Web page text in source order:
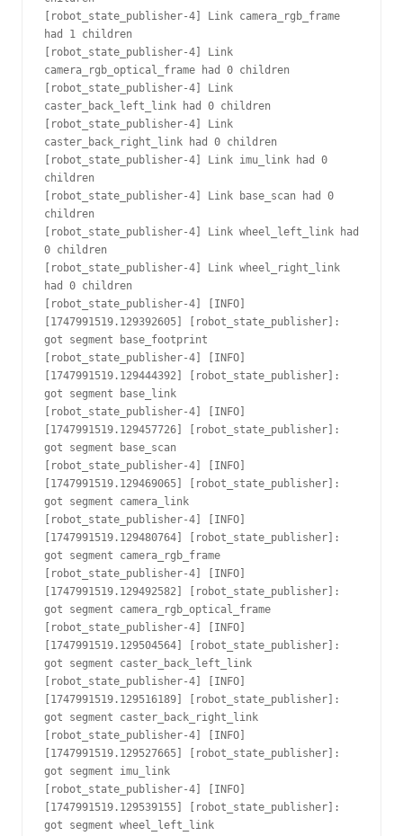
[robot_state_publisher-4] Link camera_rgb_frame
had 1 children
[robot_state_publisher-4] Link
camera_rgb_optical_frame had 0 children
[robot_state_publisher-4] Link
caster_back_left_link had 0 children
[robot_state_publisher-4] Link
caster_back_right_link had 0 children
[robot_state_publisher-4] Link imu_link had 0
children
[robot_state_publisher-4] Link base_scan had 0
children
[robot_state_publisher-4] Link wheel_left_link had
0 children
[robot_state_publisher-4] Link wheel_right_link
had 0 children
[robot_state_publisher-4] [INFO]
[1747991519.129392605] [robot_state_publisher]:
got segment base_footprint
[robot_state_publisher-4] [INFO]
[1747991519.129444392] [robot_state_publisher]:
got segment base_link
[robot_state_publisher-4] [INFO]
[1747991519.129457726] [robot_state_publisher]:
got segment base_scan
[robot_state_publisher-4] [INFO]
[1747991519.129469065] [robot_state_publisher]:
got segment camera_link
[robot_state_publisher-4] [INFO]
[1747991519.129480764] [robot_state_publisher]:
got segment camera_rgb_frame
[robot_state_publisher-4] [INFO]
[1747991519.129492582] [robot_state_publisher]:
got segment camera_rgb_optical_frame
[robot_state_publisher-4] [INFO]
[1747991519.129504564] [robot_state_publisher]:
got segment caster_back_left_link
[robot_state_publisher-4] [INFO]
[1747991519.129516189] [robot_state_publisher]:
got segment caster_back_right_link
[robot_state_publisher-4] [INFO]
[1747991519.129527665] [robot_state_publisher]:
got segment imu_link
[robot_state_publisher-4] [INFO]
[1747991519.129539155] [robot_state_publisher]:
got segment wheel_left_link